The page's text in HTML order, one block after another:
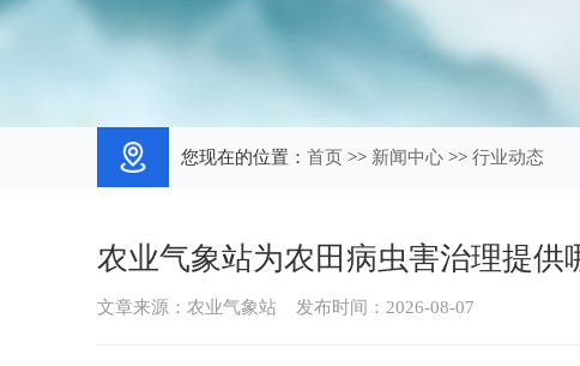
您现在的位置： 首页>> 新闻中心>> 行业动态
农业气象站为农田病虫害治理提供
文章来源： 农业气象站发布时间：2026-08-07